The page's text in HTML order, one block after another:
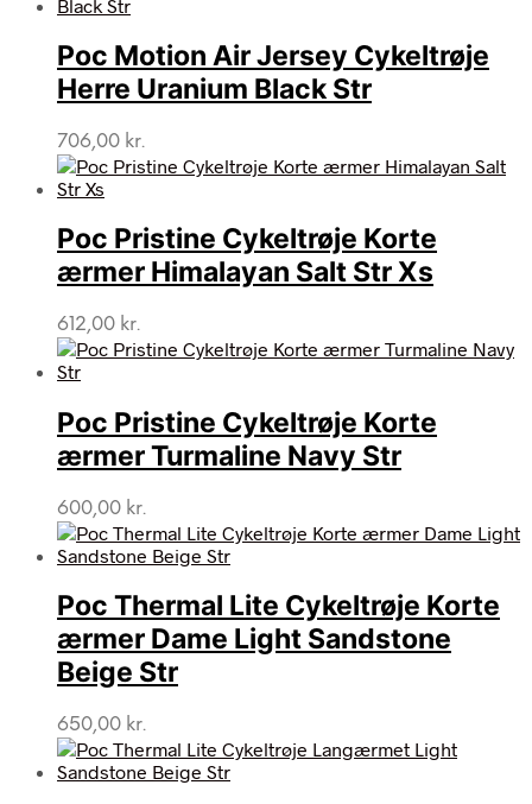
Poc Motion Air Jersey Cykeltrøje
Herre Uranium Black Str
706,00 kr.
Poc Pristine Cykeltrøje Korte
ærmer Himalayan Salt Str Xs
612,00 kr.
Poc Pristine Cykeltrøje Korte
ærmer Turmaline Navy Str
600,00 kr.
Poc Thermal Lite Cykeltrøje Korte
ærmer Dame Light Sandstone
Beige Str
650,00 kr.